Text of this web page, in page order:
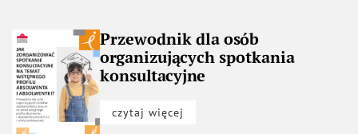
Przewodnik dla osób
organizujących spotkania
konsultacyjne
czytaj więcej